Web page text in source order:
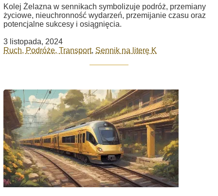
Kolej Żelazna w sennikach symbolizuje podróż, przemiany
życiowe, nieuchronność wydarzeń, przemijanie czasu oraz
potencjalne sukcesy i osiągnięcia.
3 listopada, 2024
Ruch, Podróże, Transport, Sennik na literę K